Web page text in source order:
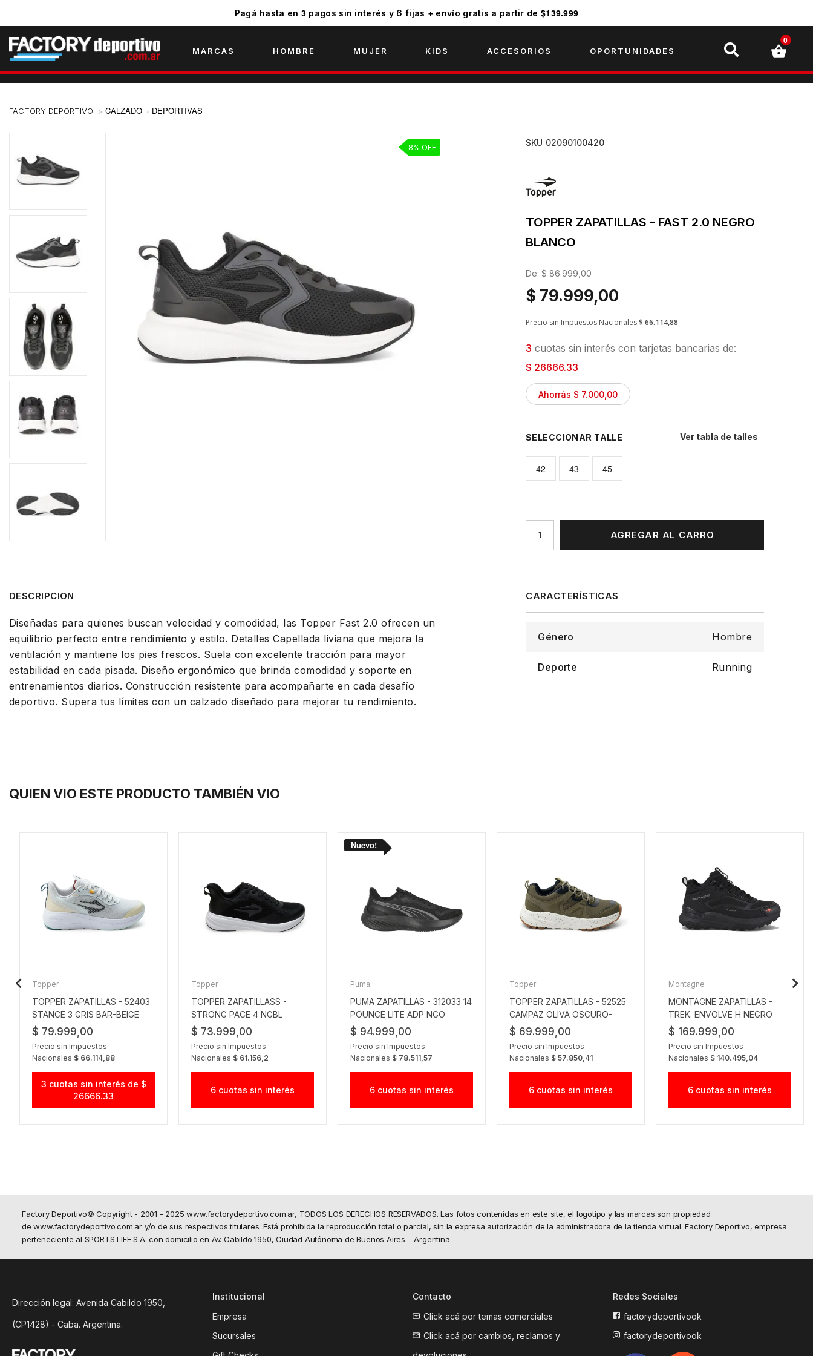
Pagá hasta en 3 pagos sin interés y 6 fijas + envío gratis a partir de $139.999
MARCAS HOMBRE MUJER KIDS ACCESORIOS OPORTUNIDADES
0
CALZADO DEPORTIVAS
8% OFF SKU 02090100420
TOPPER ZAPATILLAS - FAST 2.0 NEGRO
BLANCO
De:$ 86.999,00
$ 79.999,00
Precio sin Impuestos Nacionales$ 66.114,88
3 cuotas sin interés con tarjetas bancarias de:
$ 26666.33
Ahorrás $ 7.000,00
Ver tabla de talles
TALLE
42 43 45
AGREGAR AL CARRO
DESCRIPCION
Diseñadas para quienes buscan velocidad y comodidad, las Topper Fast 2.0 ofrecen un
equilibrio perfecto entre rendimiento y estilo. Detalles Capellada liviana que mejora la
ventilación y mantiene los pies frescos. Suela con excelente tracción para mayor
estabilidad en cada pisada. Diseño ergonómico que brinda comodidad y soporte en
entrenamientos diarios. Construcción resistente para acompañarte en cada desafío
deportivo. Supera tus límites con un calzado diseñado para mejorar tu rendimiento.
Género Hombre
Deporte Running
QUIEN VIO ESTE PRODUCTO TAMBIÉN VIO
Topper
TOPPER ZAPATILLAS - 52403
STANCE 3 GRIS BAR-BEIGE
$ 79.999,00
Precio sin Impuestos
Nacionales $ 66.114,88
3 cuotas sin interés de $
26666.33
Topper
TOPPER ZAPATILLASS -
STRONG PACE 4 NGBL
$ 73.999,00
Precio sin Impuestos
Nacionales $ 61.156,2
6 cuotas sin interés
Puma
PUMA ZAPATILLAS - 312033 14
POUNCE LITE ADP NGO
$ 94.999,00
Precio sin Impuestos
Nacionales $ 78.511,57
6 cuotas sin interés
Topper
TOPPER ZAPATILLAS - 52525
CAMPAZ OLIVA OSCURO-
OLIVA
$ 69.999,00
Precio sin Impuestos
Nacionales $ 57.850,41
6 cuotas sin interés
Montagne
MONTAGNE ZAPATILLAS -
TREK. ENVOLVE H NEGRO
$ 169.999,00
Precio sin Impuestos
Nacionales $ 140.495,04
6 cuotas sin interés
Factory Deportivo© Copyright - 2001 - 2025 www.factorydeportivo.com.ar, TODOS LOS DERECHOS RESERVADOS. Las fotos contenidas en este site, el logotipo y las marcas son propiedad
de www.factorydeportivo.com.ar y/o de sus respectivos titulares. Está prohibida la reproducción total o parcial, sin la expresa autorización de la administradora de la tienda virtual. Factory Deportivo, empresa
perteneciente al SPORTS LIFE S.A. con domicilio en Av. Cabildo 1950, Ciudad Autónoma de Buenos Aires – Argentina.
Dirección legal: Avenida Cabildo 1950,
(CP1428) - Caba. Argentina.
Institucional
Empresa
Sucursales
Contacto
Click acá por temas comerciales
Click acá por cambios, reclamos y
Redes Sociales
factorydeportivook
factorydeportivook